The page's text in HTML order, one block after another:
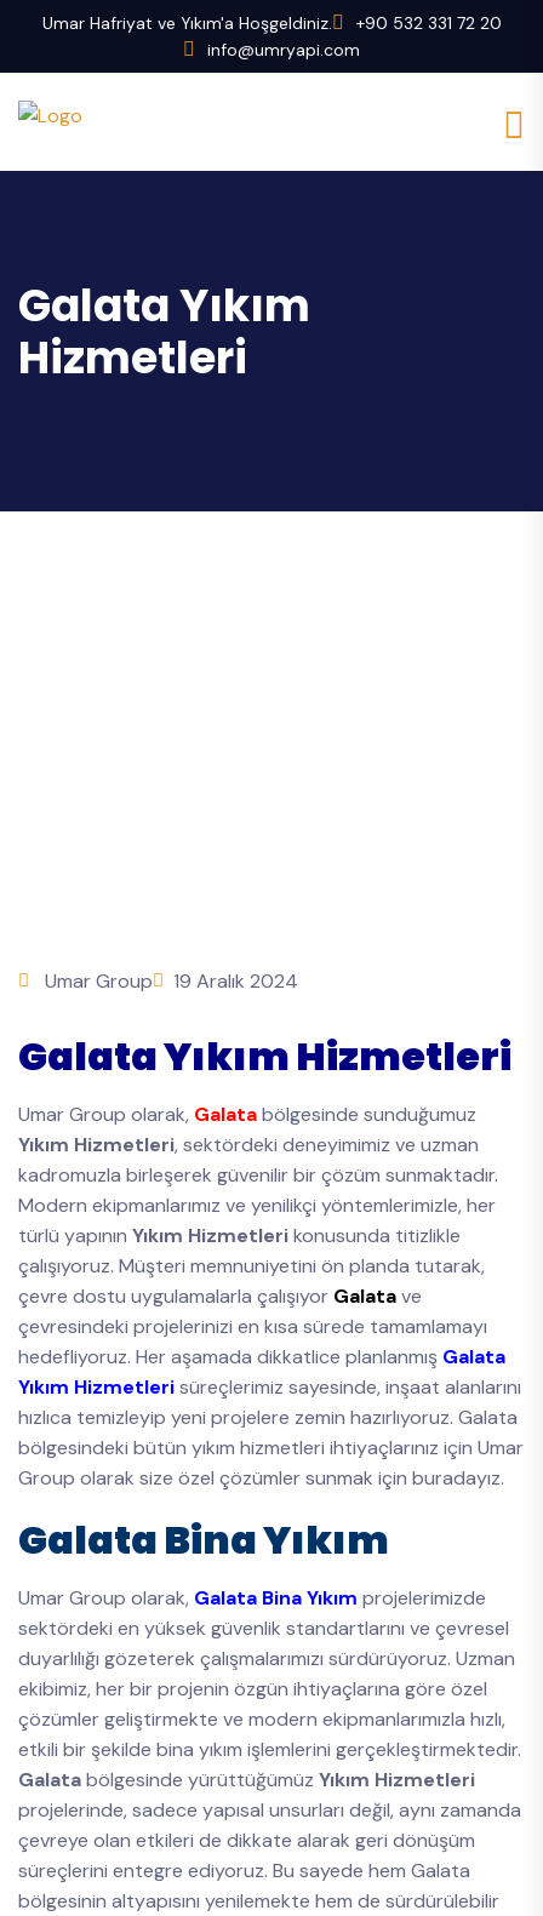
Umar Hafriyat ve Yıkım'a Hoşgeldiniz.
+90 532 331 72 20
info@umryapi.com
Galata Yıkım
Hizmetleri
Umar Group 19 Aralık 2024
Galata Yıkım Hizmetleri
Umar Group olarak, Galatabölgesinde sunduğumuz
Yıkım Hizmetleri, sektördeki deneyimimiz ve uzman
kadromuzla birleşerek güvenilir bir çözüm sunmaktadır.
Modern ekipmanlarımız ve yenilikçi yöntemlerimizle, her
türlü yapının Yıkım Hizmetlerikonusunda titizlikle
çalışıyoruz. Müşteri memnuniyetini ön planda tutarak,
çevre dostu uygulamalarla çalışıyor Galatave
çevresindeki projelerinizi en kısa sürede tamamlamayı
hedefliyoruz. Her aşamada dikkatlice planlanmış Galata
Yıkım Hizmetlerisüreçlerimiz sayesinde, inşaat alanlarını
hızlıca temizleyip yeni projelere zemin hazırlıyoruz. Galata
bölgesindeki bütün yıkım hizmetleri ihtiyaçlarınız için Umar
Group olarak size özel çözümler sunmak için buradayız.
Galata Bina Yıkım
Umar Group olarak, Galata Bina Yıkım projelerimizde
sektördeki en yüksek güvenlik standartlarını ve çevresel
duyarlılığı gözeterek çalışmalarımızı sürdürüyoruz. Uzman
ekibimiz, her bir projenin özgün ihtiyaçlarına göre özel
çözümler geliştirmekte ve modern ekipmanlarımızla hızlı,
etkili bir şekilde bina yıkım işlemlerini gerçekleştirmektedir.
Galatabölgesinde yürüttüğümüz Yıkım Hizmetleri
projelerinde, sadece yapısal unsurları değil, aynı zamanda
çevreye olan etkileri de dikkate alarak geri dönüşüm
süreçlerini entegre ediyoruz. Bu sayede hem Galata
bölgesinin altyapısını yenilemekte hem de sürdürülebilir